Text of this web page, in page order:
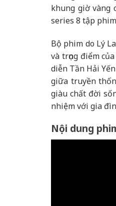
khung giờ vàng
series 8 tập phim
Bộ phim do Lý
và trọng điểm
diễn Tần Hải
giữa truyền
giàu chất đời
nhiệm với gia
Nội dung